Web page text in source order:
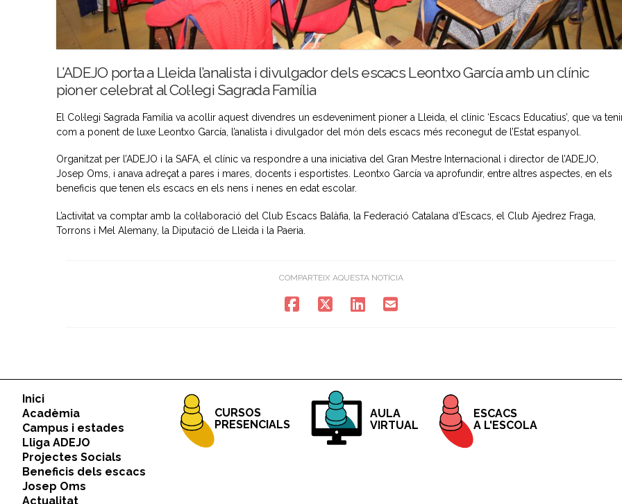
L’ADEJO porta a Lleida l’analista i divulgador dels escacs Leontxo García amb un clínic
pioner celebrat al Col·legi Sagrada Família
El Col·legi Sagrada Família va acollir aquest divendres un esdeveniment pioner a Lleida, el clínic ‘Escacs Educatius’, que va
com a ponent de luxe Leontxo García, l’analista i divulgador del món dels escacs més reconegut de l’Estat espanyol.
Organitzat per l’ADEJO i la SAFA, el clínic va respondre a una iniciativa del Gran Mestre Internacional i director de l’ADEJO,
Josep Oms, i anava adreçat a pares i mares, docents i esportistes. Leontxo García va aprofundir, entre altres aspectes, en els
beneficis que tenen els escacs en els nens i nenes en edat escolar.
L’activitat va comptar amb la col·laboració del Club Escacs Balàfia, la Federació Catalana d’Escacs, el Club Ajedrez Fraga,
Torrons i Mel Alemany, la Diputació de Lleida i la Paeria.
COMPARTEIX AQUESTA NOTÍCIA
Inici
Acadèmia
Campus i estades
Lliga ADEJO
Projectes Socials
Beneficis dels escacs
Josep Oms
Actualitat
CURSOS
PRESENCIALS
AULA
VIRTUAL
ESCACS
A L'ESCOLA